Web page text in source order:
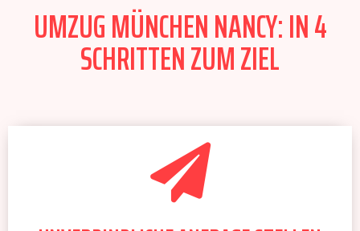
UMZUG MÜNCHEN NANCY: IN 4
SCHRITTEN ZUM ZIEL